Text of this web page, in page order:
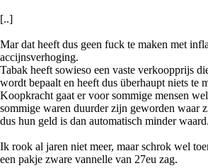
[..]
Mar dat heeft dus geen fuck te maken met
accijnsverhoging.
Tabak heeft sowieso een vaste verkoopprijs
wordt bepaalt en heeft dus überhaupt niets te
Koopkracht gaat er voor sommige mensen
sommige waren duurder zijn geworden waar
dus hun geld is dan automatisch minder waard.
Ik rook al jaren niet meer, maar schrok wel
een pakje zware vannelle van 27eu zag.